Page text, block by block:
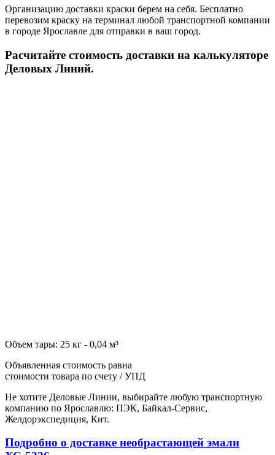
Организацию доставки краски берем на себя. Бесплатно
перевозим краску на терминал любой транспортной компании
в городе Ярославле для отправки в ваш город.
Расчитайте стоимость доставки на калькуляторе
Деловых Линий.
Объем тары: 25 кг - 0,04 м³
Объявленная стоимость равна
стоимости товара по счету / УПД
Не хотите Деловые Линии, выбирайте любую транспортную
компанию по Ярославлю: ПЭК, Байкал-Сервис,
Желдорэкспедиция, Кит.
Подробно о доставке необрастающей эмали